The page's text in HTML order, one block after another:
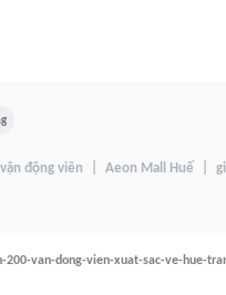
vận động viên Aeon Mall Huế
van-dong-vien-xuat-sac-ve-hue-